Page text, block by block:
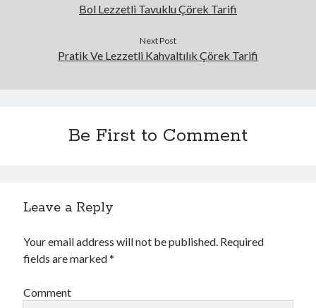
Bol Lezzetli Tavuklu Çörek Tarifi
Next Post
Pratik Ve Lezzetli Kahvaltılık Çörek Tarifi
Be First to Comment
Leave a Reply
Your email address will not be published. Required
fields are marked*
Comment